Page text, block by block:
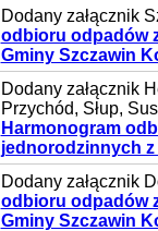
Dodany załącznik
odbioru odpadów
Gminy Szczawin
Dodany załącznik
Przychód, Słup,
Harmonogram
jednorodzinnych z
Dodany załącznik
odbioru odpadów
Gminy Szczawin